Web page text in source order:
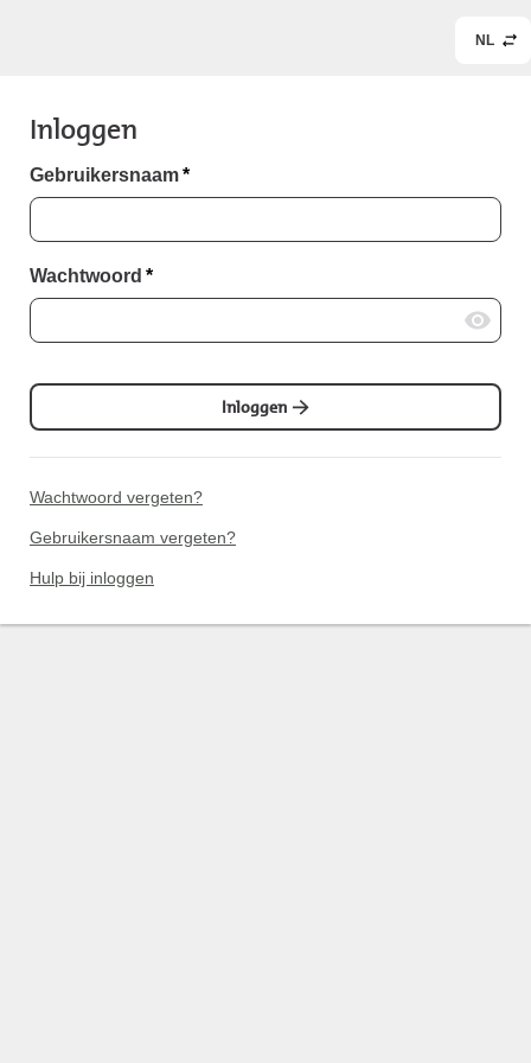
NL
Inloggen
Gebruikersnaam*
Wachtwoord *
Inloggen
Wachtwoord vergeten?
Gebruikersnaam vergeten?
Hulp bij inloggen